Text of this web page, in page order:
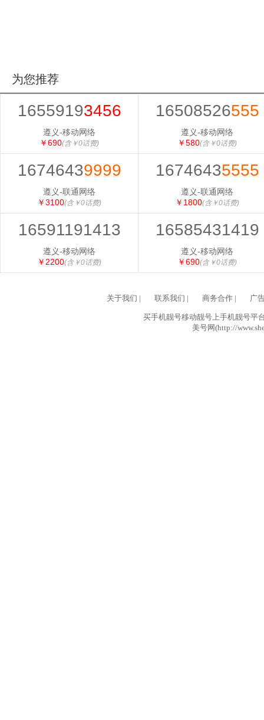
为您推荐
16559193456
遵义-移动网络
￥690(含￥0话费)
16508526555
遵义-移动网络
￥580(含￥0话费)
16746439999
遵义-联通网络
￥3100(含￥0话费)
16746435555
遵义-联通网络
￥1800(含￥0话费)
16591191413
遵义-移动网络
￥2200(含￥0话费)
16585431419
遵义-移动网络
￥690(含￥0话费)
关于我们 | 联系我们 | 商务合作| 广
买手机靓号移动靓号上手机靓号平
美号网(http://